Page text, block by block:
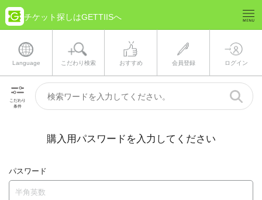
チケット探しはGETTIISへ
Language こだわり検索 おすすめ 会員登録 ログイン
こだわり
条件
購入用パスワードを入力してください
パスワード